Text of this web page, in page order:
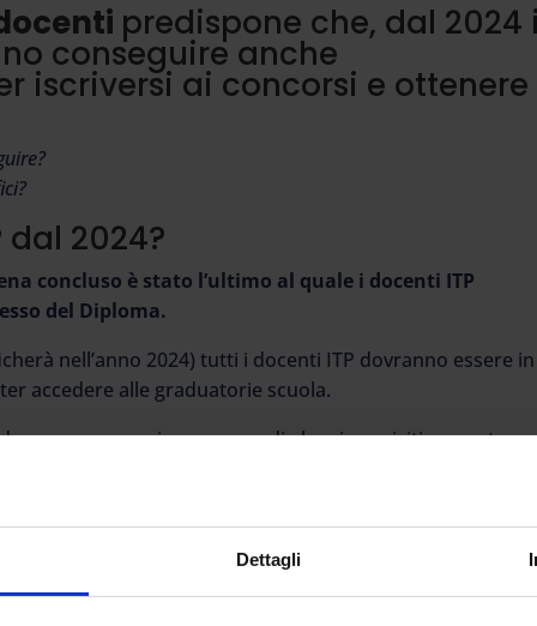
Dettagli
predispone che, dal 2024
conseguire anche
iscriversi ai concorsi e ottenere
2024?
concluso è stato l’ultimo al quale i docenti ITP
del Diploma.
nell’anno 2024) tutti i docenti ITP dovranno essere in
accedere alle graduatorie scuola.
essere in possesso di alcuni requisiti per poter